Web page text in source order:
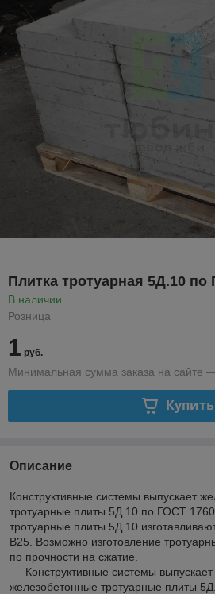
Плитка тротуарная 5Д.10 по
В наличии
Розница
1 руб.
Минимальная сумма заказа на сайте
Купить
Описание
Конструктивные системы выпускает
тротуарные плиты 5Д.10 по ГОСТ
тротуарные плиты 5Д.10
В25. Возможно изготовление
по прочности на сжатие.
Конструктивные системы
железобетонные тротуарные плиты